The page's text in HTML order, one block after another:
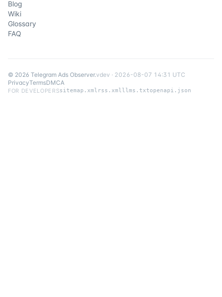
Blog
Wiki
Glossary
FAQ
© 2026 Telegram Ads Observer.vdev · 2026-08-07 14:31 UTC
PrivacyTermsDMCA
FOR DEVELOPERSsitemap.xml rss.xml llms.txtopenapi.json